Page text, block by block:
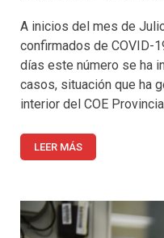
A inicios del mes de
confirmados de COVID-
días este número se ha
casos, situación que ha
interior del COE
LEER MÁS